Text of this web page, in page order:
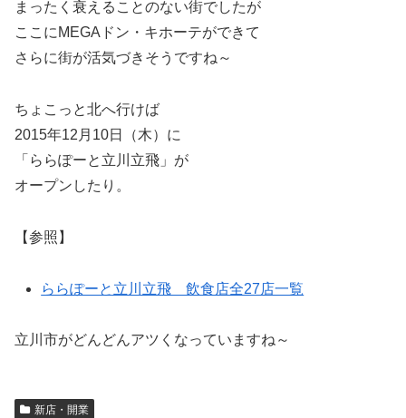
まったく衰えることのない街でしたが
ここにMEGAドン・キホーテができて
さらに街が活気づきそうですね～
ちょこっと北へ行けば
2015年12月10日（木）に
「ららぽーと立川立飛」が
オープンしたり。
【参照】
ららぽーと立川立飛 飲食店全27店一覧
立川市がどんどんアツくなっていますね～
新店・開業